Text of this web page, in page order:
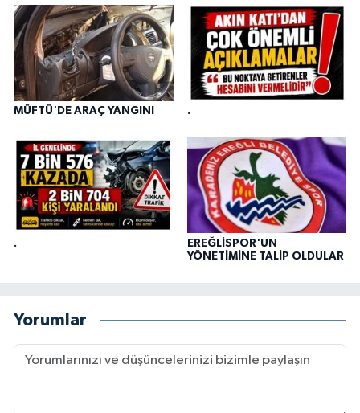
MÜFTÜ'DE ARAÇ YANGINI .
.
EREĞLİSPOR'UN
YÖNETİMİNE TALİP OLDULAR
Yorumlar